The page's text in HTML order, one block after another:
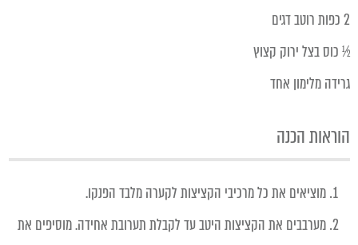
2 כפות רוטב דגים
½ כוס בצל ירוק קצוץ
גרידה מלימון אחד
הוראות הכנה
מוציאים את כל מרכיבי הקציצות לקערה מלבד הפנקו.
מערבבים את הקציצות היטב עד לקבלת תערובת אחידה. מוסיפים את